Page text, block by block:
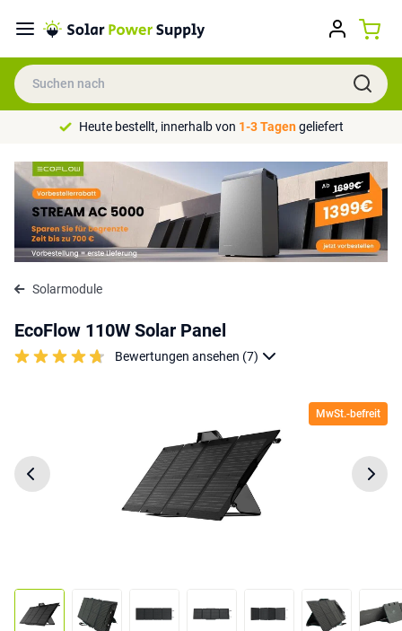
Heute bestellt, innerhalb von 1-3 Tagengeliefert
Solarmodule
EcoFlow 110W Solar Panel
Bewertungen ansehen (7)
MwSt.-befreit